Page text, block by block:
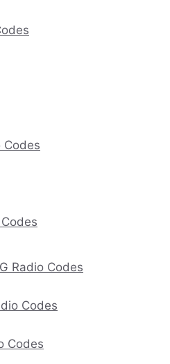
Codes
Radio Codes
Codes
Codes